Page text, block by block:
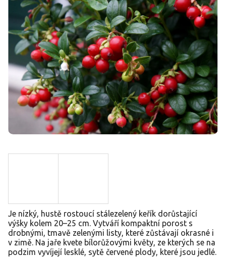
Je nízký, hustě rostoucí stálezelený keřík dorůstající
výšky kolem 20–25 cm. Vytváří kompaktní porost s
drobnými, tmavě zelenými listy, které zůstávají okrasné i
v zimě. Na jaře kvete bílorůžovými květy, ze kterých se na
podzim vyvíjejí lesklé, sytě červené plody, které jsou jedlé.